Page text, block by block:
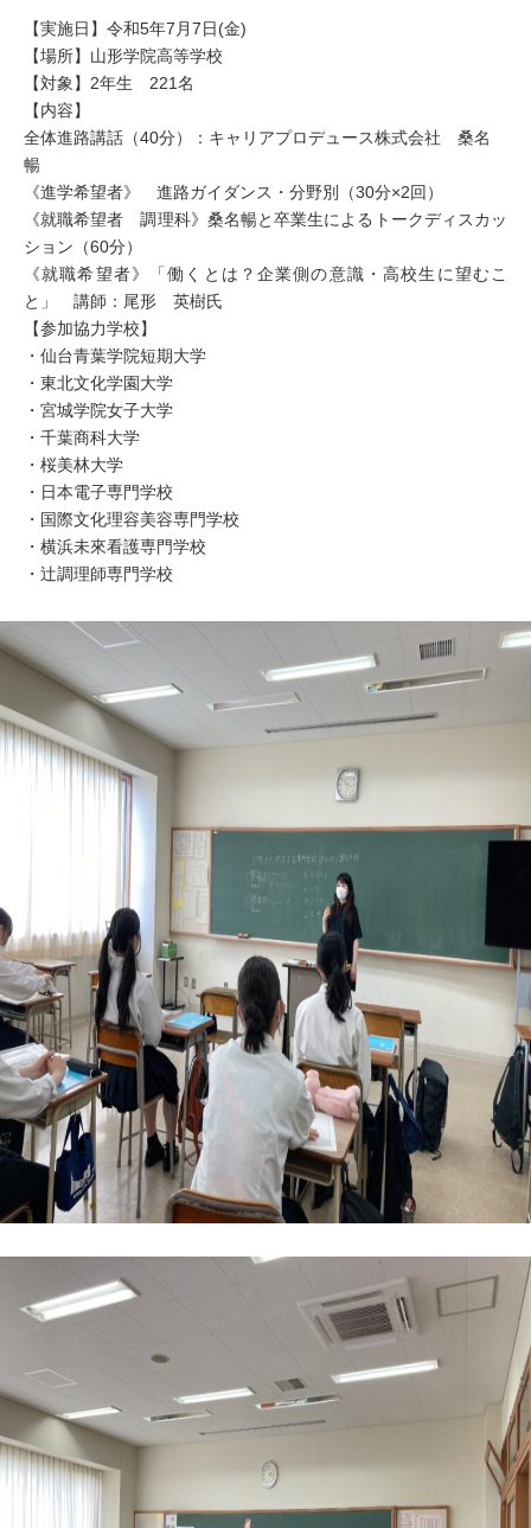
【実施日】令和5年7月7日(金)
【場所】山形学院高等学校
【対象】2年生 221名
【内容】
全体進路講話（40分）：キャリアプロデュース株式会社 桑名
暢
《進学希望者》 進路ガイダンス・分野別（30分×2回）
《就職希望者 調理科》桑名暢と卒業生によるトークディスカッ
ション（60分）
《就職希望者》「働くとは？企業側の意識・高校生に望むこ
と」 講師：尾形 英樹氏
【参加協力学校】
・仙台青葉学院短期大学
・東北文化学園大学
・宮城学院女子大学
・千葉商科大学
・桜美林大学
・日本電子専門学校
・国際文化理容美容専門学校
・横浜未來看護専門学校
・辻調理師専門学校